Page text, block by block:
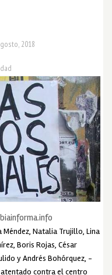
2018
Natalia Trujillo, Lina
Boris Rojas, César
y Andrés Bohórquez, -
contra el centro